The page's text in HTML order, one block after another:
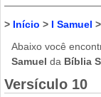
> Início > I Samuel >
Abaixo você
Samuel da Bíblia
Versículo 10